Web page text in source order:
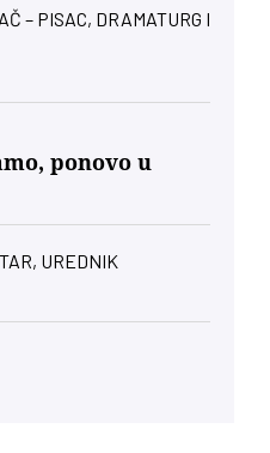
– PISAC, DRAMATURG I
ponovo u
UREDNIK